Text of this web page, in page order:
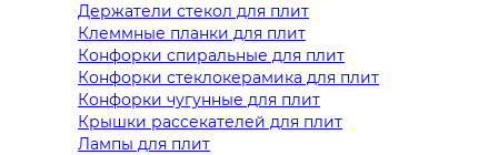
Держатели стекол для плит
Клеммные планки для плит
Конфорки спиральные для плит
Конфорки стеклокерамика для плит
Конфорки чугунные для плит
Крышки рассекателей для плит
Лампы для плит